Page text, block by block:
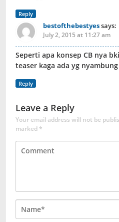
Reply
bestofthebestyessays:
July 2, 2015 at 11:27 am
Seperti apa konsep CB nya
teaser kaga ada yg nyambung
Reply
Leave a Reply
Your email address will not be
marked*